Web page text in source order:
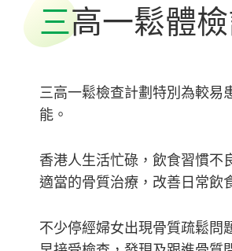
三高一鬆體
三高一鬆檢查計劃特別為較易
能。
香港人生活忙碌，飲食習慣不
適當的骨質治療，改善日常飲
不少停經婦女出現骨質疏鬆問